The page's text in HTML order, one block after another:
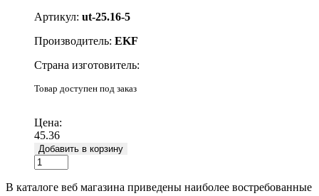
Артикул: ut-25.16-5
Производитель: EKF
Страна изготовитель:
Товар доступен под заказ
Цена:
45.36
Добавить в корзину
В каталоге веб магазина приведены наиболее востребованные